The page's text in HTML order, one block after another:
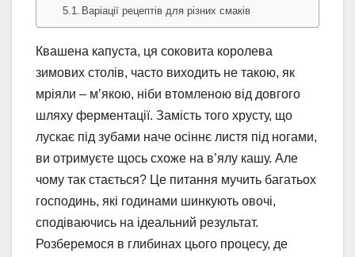
Варіації рецептів для різних смаків
Квашена капуста, ця соковита королева
зимових столів, часто виходить не такою, як
мріяли – м’якою, ніби втомленою від довгого
шляху ферментації. Замість того хрусту, що
лускає під зубами наче осіннє листя під ногами,
ви отримуєте щось схоже на в’ялу кашу. Але
чому так стається? Це питання мучить багатьох
господинь, які годинами шинкують овочі,
сподіваючись на ідеальний результат.
Розберемося в глибинах цього процесу, де